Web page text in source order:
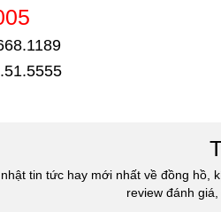
chiếc đồng hồ mới siêu đẹp để đi
Đăng Quang Watch đấy...
tin tức hay mới nhất về đồng hồ,
review đánh